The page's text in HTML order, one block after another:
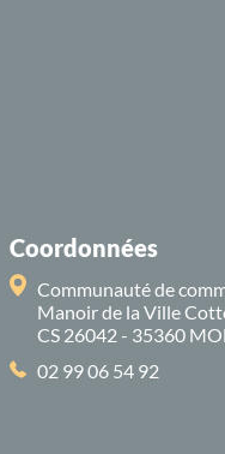
Coordonnées
Communauté de
Manoir de la Ville
CS 26042 - 35360
02 99 06 54 92